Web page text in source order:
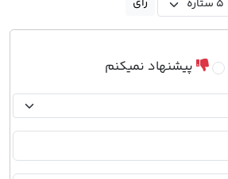
پیشنهاد نمیکنم